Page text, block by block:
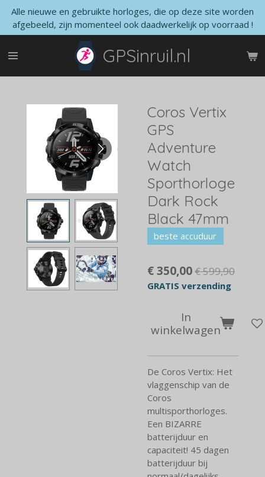
Ga
direct
naar
de
GPSinruil.nl
Alle nieuwe en gebruikte horloges, die op deze site worden
afgebeeld, zijn momenteel ook daadwerkelijk op voorraad !
Coros Vertix
GPS
Adventure
Watch
Sporthorloge
Dark Rock
Black 47mm
beste accuduur
€ 350,00€ 599,90
GRATIS verzending
In
winkelwagen
De Coros Vertix: Het
vlaggenschip van de
Coros
multisporthorloges.
Een BIZARRE
batterijduur en
capaciteit! 45 dagen
batterijduur bij